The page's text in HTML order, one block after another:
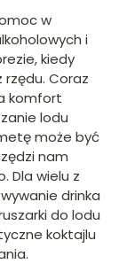
w
i
kiedy
Coraz
komfort
lodu
może być
nam
Dla wielu z
drinka
do lodu
koktajlu